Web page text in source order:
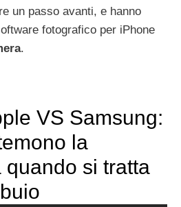
un passo avanti, e hanno
fotografico per iPhone
.
VS Samsung:
la
quando si tratta